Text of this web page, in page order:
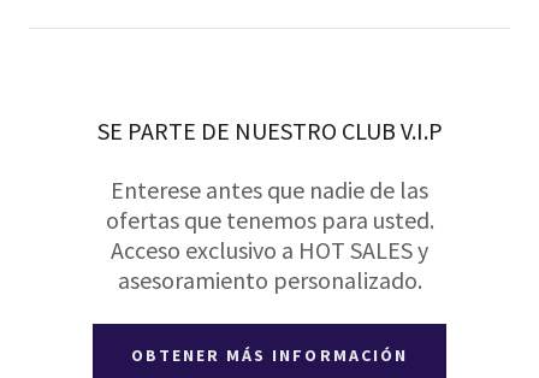
SE PARTE DE NUESTRO CLUB V.I.P
Enterese antes que nadie de las
ofertas que tenemos para usted.
Acceso exclusivo a HOT SALES y
asesoramiento personalizado.
OBTENER MÁS INFORMACIÓN